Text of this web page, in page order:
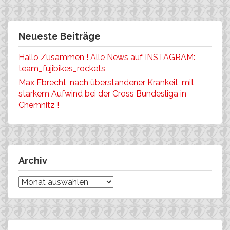
Neueste Beiträge
Hallo Zusammen ! Alle News auf INSTAGRAM:
team_fujibikes_rockets
Max Ebrecht, nach überstandener Krankeit, mit
starkem Aufwind bei der Cross Bundesliga in
Chemnitz !
Archiv
Archiv